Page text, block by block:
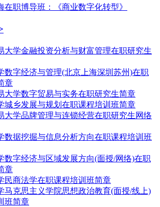
在职博导班：《商业数字化转型》
大学金融投资分析与财富管理在职研究生
数字经济与管理(北京上海深圳苏州)在职
章
大学数字贸易与实务在职研究生简章
城乡发展与规划在职课程培训班简章
大学品牌管理与连锁经营在职研究生网络
数据挖掘与信息分析方向在职课程培训班
数字经济与区域发展方向(面授/网络)在职
章
民商法学在职课程培训班简章
马克思主义学院思想政治教育(面授/线上)
班简章